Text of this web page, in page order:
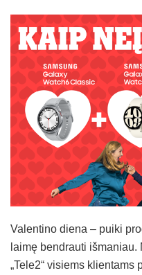
Valentino diena – puiki
laimę bendrauti
„Tele2“ visiems